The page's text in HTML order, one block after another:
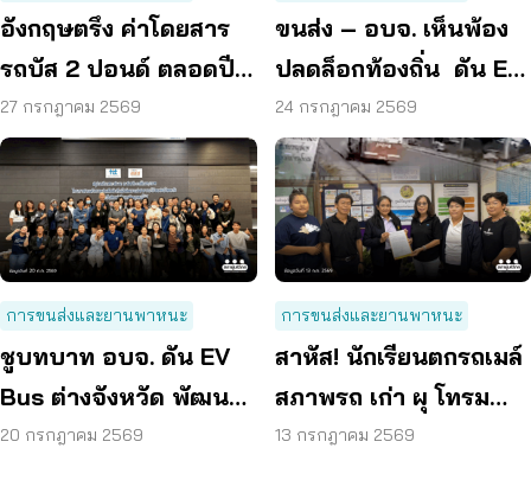
อังกฤษตรึง ค่าโดยสาร
รถบัส 2 ปอนด์ ตลอดปี
70 ลดค่าครองชีพ
27 กรกฎาคม 2569
ขนส่ง – อบจ. เห็นพ้อง
ปลดล็อกท้องถิ่น ดัน EV
Bus อยุธยา
24 กรกฎาคม 2569
การขนส่งและยานพาหนะ
ชูบทบาท อบจ. ดัน EV
Bus ต่างจังหวัด พัฒนา
ขนส่งสาธารณะไร้รอย
20 กรกฎาคม 2569
การขนส่งและยานพาหนะ
สาหัส! นักเรียนตกรถเมล์
สภาพรถ เก่า ผุ โทรม
ถามหามาตรฐานรถ
13 กรกฎาคม 2569